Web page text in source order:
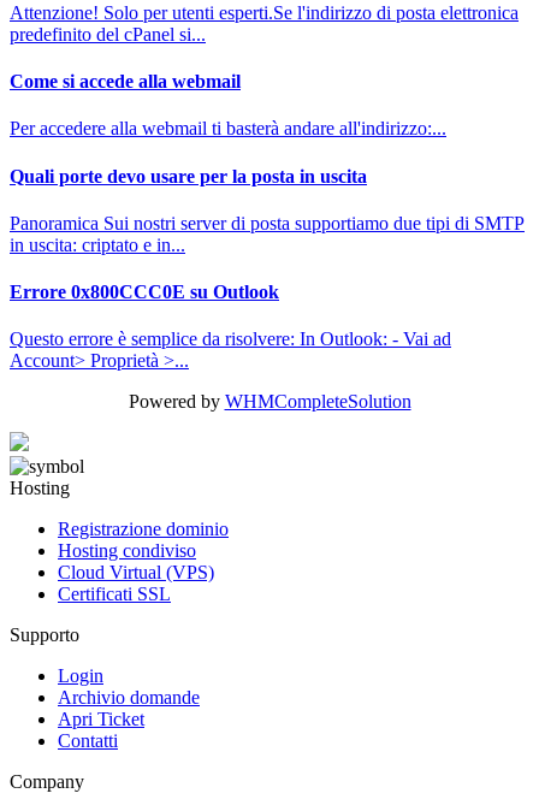
Attenzione! Solo per utenti esperti.Se l'indirizzo di posta elettronica
predefinito del cPanel si...
Come si accede alla webmail
Per accedere alla webmail ti basterà andare all'indirizzo:...
Quali porte devo usare per la posta in uscita
Panoramica Sui nostri server di posta supportiamo due tipi di SMTP
in uscita: criptato e in...
Errore 0x800CCC0E su Outlook
Questo errore è semplice da risolvere: In Outlook: - Vai ad
Account> Proprietà >...
Powered by WHMCompleteSolution
Hosting
Registrazione dominio
Hosting condiviso
Cloud Virtual (VPS)
Certificati SSL
Supporto
Login
Archivio domande
Apri Ticket
Contatti
Company